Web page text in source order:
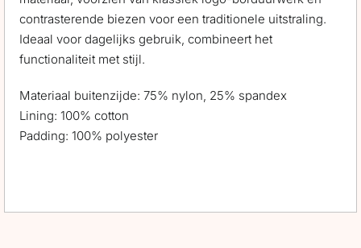
contrasterende biezen voor een traditionele uitstraling.
Ideaal voor dagelijks gebruik, combineert het
functionaliteit met stijl.
Materiaal buitenzijde: 75% nylon, 25% spandex
Lining: 100% cotton
Padding: 100% polyester